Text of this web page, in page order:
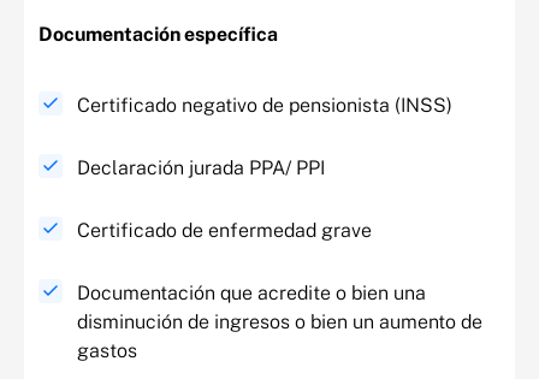
Documentación específica​
Certificado negativo de pensionista (INSS)
Declaración jurada PPA/ PPI
Certificado de enfermedad grave
Documentación que acredite o bien una
disminución de ingresos o bien un aumento de
gastos